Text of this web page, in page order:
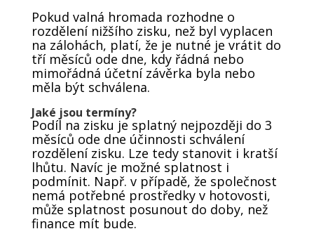
Pokud valná hromada rozhodne o
rozdělení nižšího zisku, než byl vyplacen
na zálohách, platí, že je nutné je vrátit do
tří měsíců ode dne, kdy řádná nebo
mimořádná účetní závěrka byla nebo
měla být schválena.
Jaké jsou termíny?
Podíl na zisku je splatný nejpozději do 3
měsíců ode dne účinnosti schválení
rozdělení zisku. Lze tedy stanovit i kratší
lhůtu. Navíc je možné splatnost i
podmínit. Např. v případě, že společnost
nemá potřebné prostředky v hotovosti,
může splatnost posunout do doby, než
finance mít bude.